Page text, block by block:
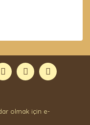
olmak için e-